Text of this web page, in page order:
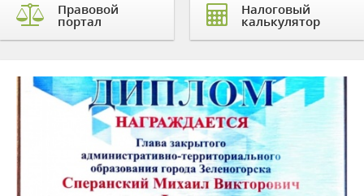
Правовой
портал
Налоговый
калькулятор